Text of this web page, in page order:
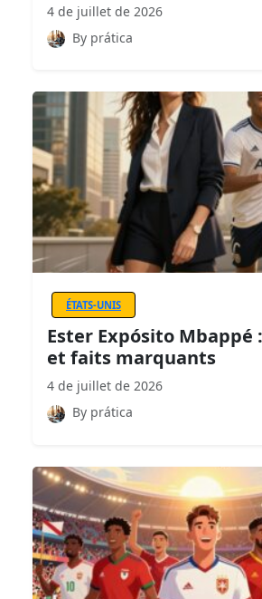
4 de juillet de 2026
By prática
ÉTATS-UNIS
Ester Expósito Mbappé
et faits marquants
4 de juillet de 2026
By prática